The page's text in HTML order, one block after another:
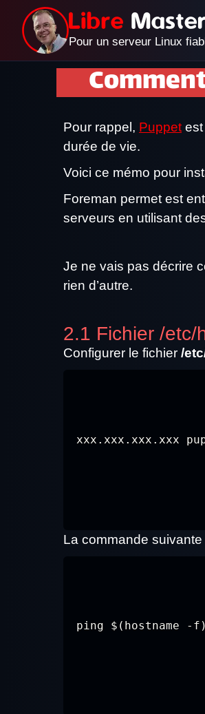
Pour un serveur Linux
Pour rappel, Puppet
durée de vie.
Voici ce mémo pour
Foreman permet est
serveurs en utilisant
Je ne vais pas décrire
rien d’autre.
2.1 Fichier /etc/
Configurer le fichier /
xxx.xxx.xxx.xxx
La commande suivante
ping $(hostname -f)